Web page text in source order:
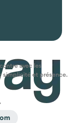
avec les
simplicité et présence.